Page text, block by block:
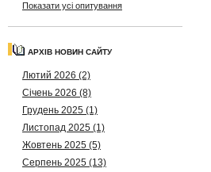
Показати усі опитування
АРХІВ НОВИН САЙТУ
Лютий 2026 (2)
Січень 2026 (8)
Грудень 2025 (1)
Листопад 2025 (1)
Жовтень 2025 (5)
Серпень 2025 (13)